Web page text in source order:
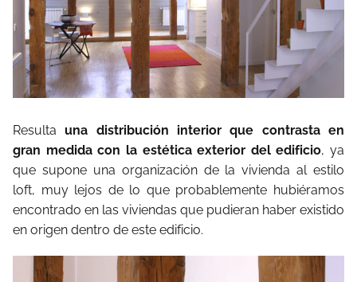
Resultauna distribución interior que contrasta en
gran medida con la estética exterior del edificio, ya
que supone una organización de la vivienda al estilo
loft, muy lejos de lo que probablemente hubiéramos
encontrado en las viviendas que pudieran haber existido
en origen dentro de este edificio.